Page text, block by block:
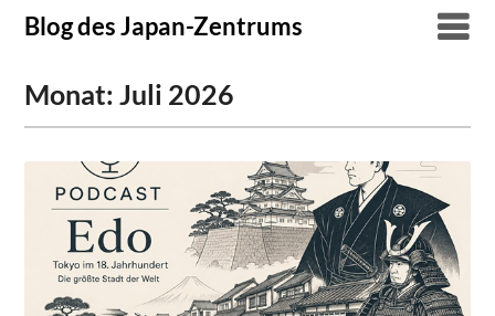
SkipBlog des Japan-Zentrums
Monat:Juli 2026